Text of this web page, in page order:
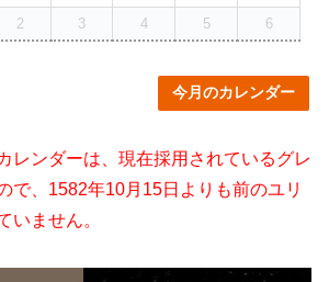
2 3 4 5 6
今月のカレンダー
レンダーは、現在採用されているグレ
で、1582年10月15日よりも前のユリ
いません。